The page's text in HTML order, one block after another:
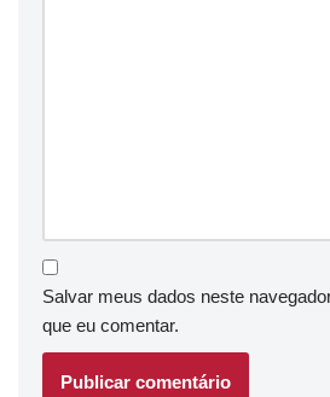
Salvar meus dados neste
que eu comentar.